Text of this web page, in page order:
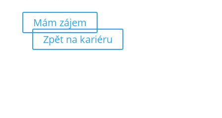
Mám zájem
Zpět na kariéru